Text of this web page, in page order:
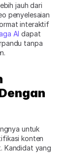
jauh dari
penyelesaian
interaktif
AI dapat
tanpa
untuk
konten
Kandidat yang